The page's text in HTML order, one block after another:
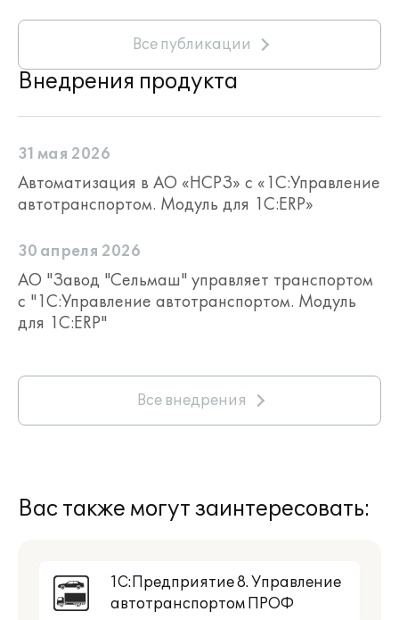
Все публикации
Внедрения продукта
31 мая 2026
Автоматизация в АО «НСРЗ» с «1С:Управление
автотранспортом. Модуль для 1С:ERP»
30 апреля 2026
АО "Завод "Сельмаш" управляет транспортом
с "1С:Управление автотранспортом. Модуль
для 1С:ERP"
Все внедрения
Вас также могут заинтересовать:
1С:Предприятие 8. Управление
автотранспортом ПРОФ